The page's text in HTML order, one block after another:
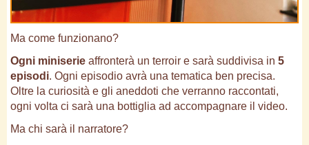
Ma come funzionano?
Ogni miniserie affronterà un terroir e sarà suddivisa in 5
episodi. Ogni episodio avrà una tematica ben precisa.
Oltre la curiosità e gli aneddoti che verranno raccontati,
ogni volta ci sarà una bottiglia ad accompagnare il video.
Ma chi sarà il narratore?